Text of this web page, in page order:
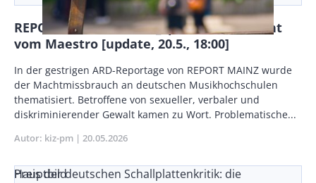
REPORT MAINZ: Macht_Spiel - Missbraucht
vom Maestro [update, 20.5., 18:00]
Body
In der gestrigen ARD-Reportage von REPORT MAINZ wurde
der Machtmissbrauch an deutschen Musikhochschulen
thematisiert. Betroffene von sexueller, verbaler und
diskriminierender Gewalt kamen zu Wort. Problematische...
Autor kiz-pm Publikationsdatum
20.05.2026
Preis der deutschen Schallplattenkritik: die
Hauptbild